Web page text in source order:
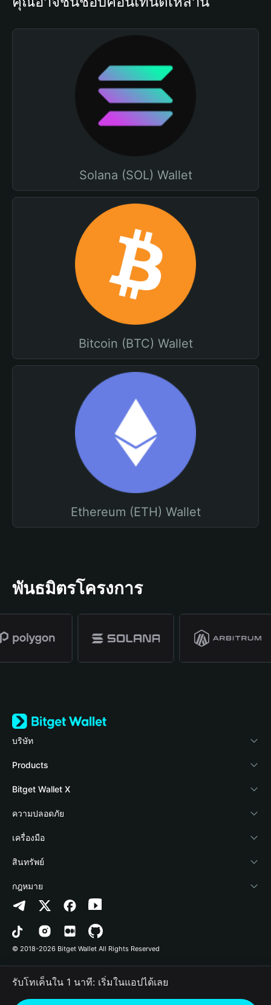
Solana (SOL) Wallet
Bitcoin (BTC) Wallet
Ethereum (ETH) Wallet
พันธมิตรโครงการ
บริษัท
เกี่ยวกับ Bitget Wallet
Blog
Academy
ข่าวสารด้านคริปโต
ศูนย์ช่วยเหลือ
ติดต่อเรา
ทรัพยากรข้อมูลของแบรนด์
อาชีพ
Products
Crypto Card
Stablecoin Earn
Payfi Crypto
Crypto Swap API
Altcoin Season Index
Prediction Markets
DApp
RWA
Bitget Wallet X
นักพัฒนา
เชื่อมต่อ Wallet
Bitget Wallet Pay
ลิสต์โปรเจกต์
ความปลอดภัย
Protection Fund
เทคโนโลยีความปลอดภัย
เครื่องมือ
ซื้อคริปโต
การตรวจจับการอนุญาต
การตรวจจับสัญญา
การโอนเป็นชุด
สินทรัพย์
Arbitrum
Avalanche
Bitcoin
Polygon
กฎหมาย
นโยบายความเป็นส่วนตัว
ข้อตกลงในการใช้บริการ
© 2018-2026 Bitget Wallet All Rights Reserved
รับโทเค็นใน 1 นาที: เริ่มในแอปได้เลย